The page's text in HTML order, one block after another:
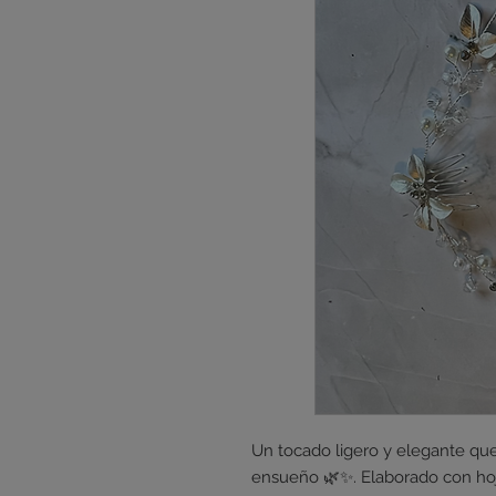
Un tocado ligero y elegante
ensueño 🌿✨. Elaborado con